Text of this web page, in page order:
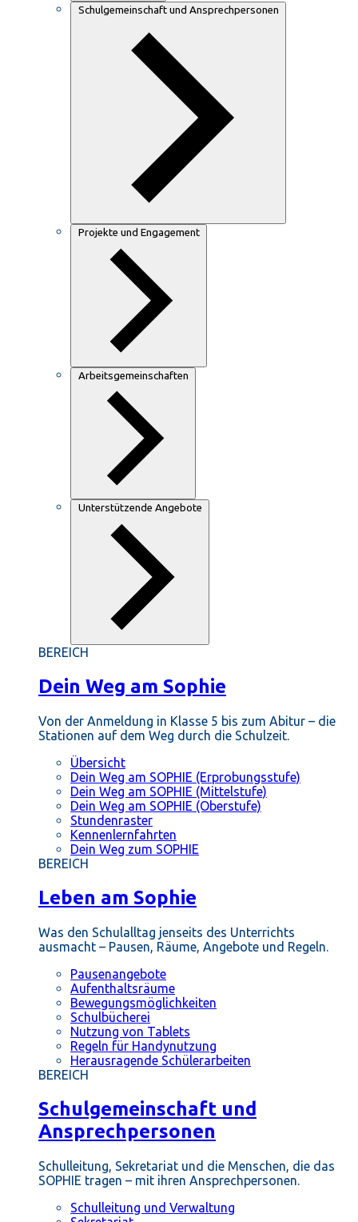
Schulgemeinschaft und Ansprechpersonen
Projekte und Engagement
Arbeitsgemeinschaften
Unterstützende Angebote
BEREICH
Dein Weg am Sophie
Von der Anmeldung in Klasse 5 bis zum Abitur – die
Stationen auf dem Weg durch die Schulzeit.
Übersicht
Dein Weg am SOPHIE (Erprobungsstufe)
Dein Weg am SOPHIE (Mittelstufe)
Dein Weg am SOPHIE (Oberstufe)
Stundenraster
Kennenlernfahrten
Dein Weg zum SOPHIE
BEREICH
Leben am Sophie
Was den Schulalltag jenseits des Unterrichts
ausmacht – Pausen, Räume, Angebote und Regeln.
Pausenangebote
Aufenthaltsräume
Bewegungsmöglichkeiten
Schulbücherei
Nutzung von Tablets
Regeln für Handynutzung
Herausragende Schülerarbeiten
BEREICH
Schulgemeinschaft und
Ansprechpersonen
Schulleitung, Sekretariat und die Menschen, die das
SOPHIE tragen – mit ihren Ansprechpersonen.
Schulleitung und Verwaltung